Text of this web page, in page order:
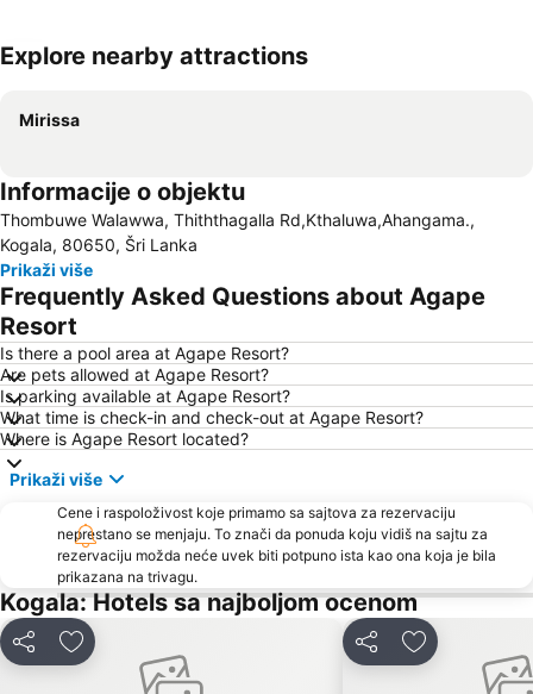
Explore nearby attractions
Mirissa
Informacije o objektu
Thombuwe Walawwa, Thiththagalla Rd,Kthaluwa,Ahangama.,
Kogala, 80650, Šri Lanka
Prikaži više
Frequently Asked Questions about Agape
Resort
Is there a pool area at Agape Resort?
Are pets allowed at Agape Resort?
Is parking available at Agape Resort?
What time is check-in and check-out at Agape Resort?
Where is Agape Resort located?
Prikaži više
Cene i raspoloživost koje primamo sa sajtova za rezervaciju
neprestano se menjaju. To znači da ponuda koju vidiš na sajtu za
rezervaciju možda neće uvek biti potpuno ista kao ona koja je bila
prikazana na trivagu.
Kogala: Hotels sa najboljom ocenom
Deli Dodati u favorite Deli Dodati u